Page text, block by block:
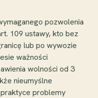
pozwolenia
109 ustawy, kto bez
lub po wywozie
ważności
wolności od 3
nieumyślne
problemy